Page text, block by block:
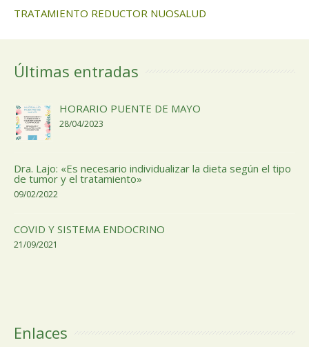
TRATAMIENTO REDUCTOR NUOSALUD
Últimas entradas
HORARIO PUENTE DE MAYO
28/04/2023
Dra. Lajo: «Es necesario individualizar la dieta según el tipo
de tumor y el tratamiento»
09/02/2022
COVID Y SISTEMA ENDOCRINO
21/09/2021
Enlaces